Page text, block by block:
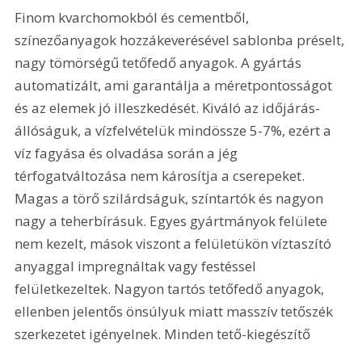
Finom kvarchomokból és cementből,
színezőanyagok hozzákeverésével sablonba préselt,
nagy tömörségű tetőfedő anyagok. A gyártás
automatizált, ami garantálja a méretpontosságot
és az elemek jó illeszkedését. Kiváló az időjárás-
állóságuk, a vízfelvételük mindössze 5-7%, ezért a
víz fagyása és olvadása során a jég
térfogatváltozása nem károsítja a cserepeket.
Magas a törő szilárdságuk, színtartók és nagyon
nagy a teherbírásuk. Egyes gyártmányok felülete
nem kezelt, mások viszont a felületükön víztaszító
anyaggal impregnáltak vagy festéssel
felületkezeltek. Nagyon tartós tetőfedő anyagok,
ellenben jelentős önsúlyuk miatt masszív tetőszék
szerkezetet igényelnek. Minden tető-kiegészítő